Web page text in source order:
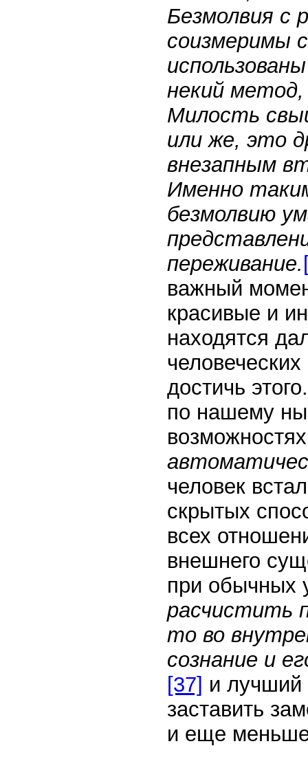
Безмолвия с
соизмеримы
некий
Милость
или же, это
внезапным
Именно
безмолвию
переживание.
важный
красивые и
находятся
достичь
по нашему
человек
скрытых
всех
внешнего
при обычных
расчистить
то во
сознание и
[37] и лучший
заставить
и еще